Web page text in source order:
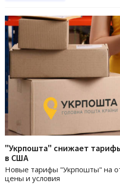
"Укрпошта" снижает
в США
Новые тарифы "Укрпошты" на
цены и условия